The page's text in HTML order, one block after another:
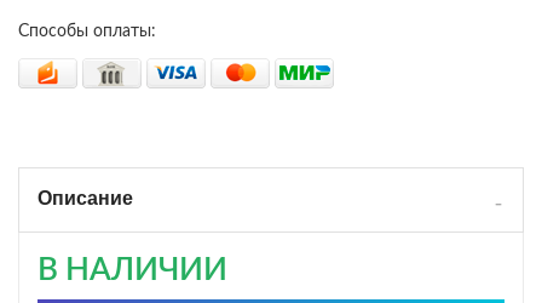
Способы оплаты:
Описание
В НАЛИЧИИ